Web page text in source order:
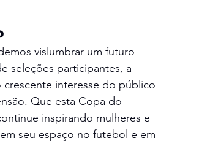
vislumbrar um futuro
seleções participantes, a
interesse do público
Que esta Copa do
inspirando mulheres e
seu espaço no futebol e em